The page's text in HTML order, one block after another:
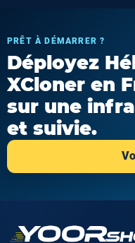
PRÊT À DÉMARRER ?
Déployez
XCloner en
sur une
et suivie.